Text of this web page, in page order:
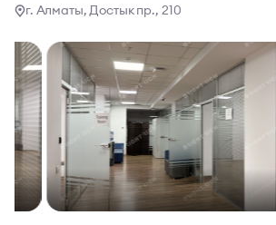
г. Алматы, Достык пр., 210